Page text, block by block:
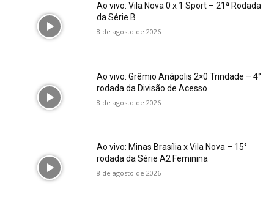
Ao vivo: Vila Nova 0 x 1 Sport – 21ª Rodada
da Série B
8 de agosto de 2026
Ao vivo: Grêmio Anápolis 2×0 Trindade – 4°
rodada da Divisão de Acesso
8 de agosto de 2026
Ao vivo: Minas Brasília x Vila Nova – 15°
rodada da Série A2 Feminina
8 de agosto de 2026